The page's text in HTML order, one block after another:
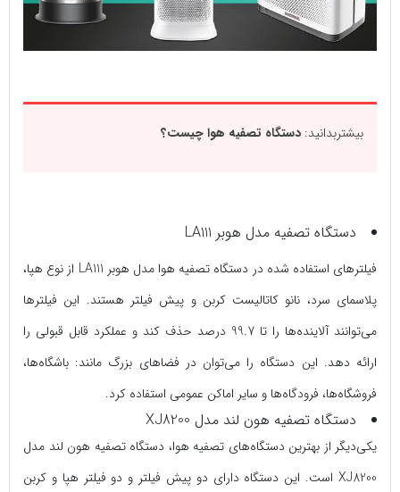
بیشتربدانید: دستگاه تصفیه هوا چیست؟
دستگاه تصفیه مدل هوبر LA111
فیلترهای استفاده شده در دستگاه تصفیه هوا مدل هوبر LA111 از نوع هپا،
پلاسمای سرد، نانو کاتالیست کربن و پیش فیلتر هستند. این فیلترها
می‌توانند آلاینده‌ها را تا 99.7 درصد حذف کند و عملکرد قابل قبولی را
ارائه دهد. این دستگاه را می‌توان در فضاهای بزرگ مانند: باشگاه‌ها،
فروشگاه‌ها، فرودگاه‌ها و سایر اماکن عمومی استفاده کرد.
دستگاه تصفیه هون لند مدل XJ8200
یکی‌دیگر از بهترین دستگاه‌های تصفیه هوا، دستگاه تصفیه هون لند مدل
XJ8200 است. این دستگاه دارای دو پیش فیلتر و دو فیلتر هپا و کربن